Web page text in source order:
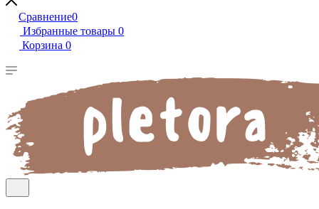
Сравнение0
Избранные товары 0
Корзина 0